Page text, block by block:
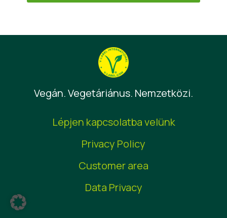
Vegán. Vegetáriánus. Nemzetközi.
Lépjen kapcsolatba velünk
Privacy Policy
Customer area
Data Privacy